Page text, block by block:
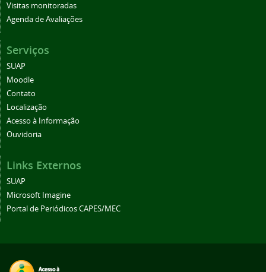
Visitas monitoradas
Agenda de Avaliações
Serviços
SUAP
Moodle
Contato
Localização
Acesso à Informação
Ouvidoria
Links Externos
SUAP
Microsoft Imagine
Portal de Periódicos CAPES/MEC